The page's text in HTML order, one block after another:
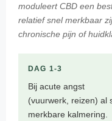
moduleert CBD een
relatief snel merkbaar
chronische pijn of
DAG 1-3
Bij acute angst
(vuurwerk, reizen) al
merkbare kalmering.